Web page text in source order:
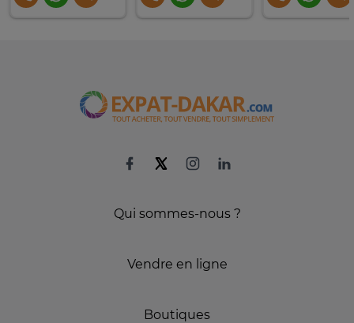
Qui sommes-nous ?
Vendre en ligne
Boutiques